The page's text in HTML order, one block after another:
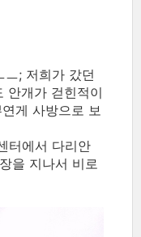
; 저희가 갔던
안개가 걷힌적이
게 사방으로 보
터에서 다리안
을 지나서 비로